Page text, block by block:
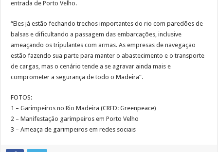
entrada de Porto Velho.
“Eles já estão fechando trechos importantes do rio com paredões de
balsas e dificultando a passagem das embarcações, inclusive
ameaçando os tripulantes com armas. As empresas de navegação
estão fazendo sua parte para manter o abastecimento e o transporte
de cargas, mas o cenário tende a se agravar ainda mais e
comprometer a segurança de todo o Madeira”.
FOTOS:
1 – Garimpeiros no Rio Madeira (CRED: Greenpeace)
2 – Manifestação garimpeiros em Porto Velho
3 – Ameaça de garimpeiros em redes sociais